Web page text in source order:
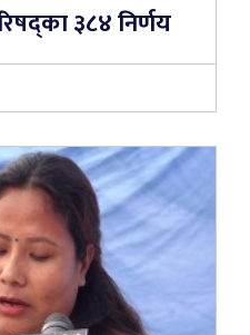
३८४ निर्णय